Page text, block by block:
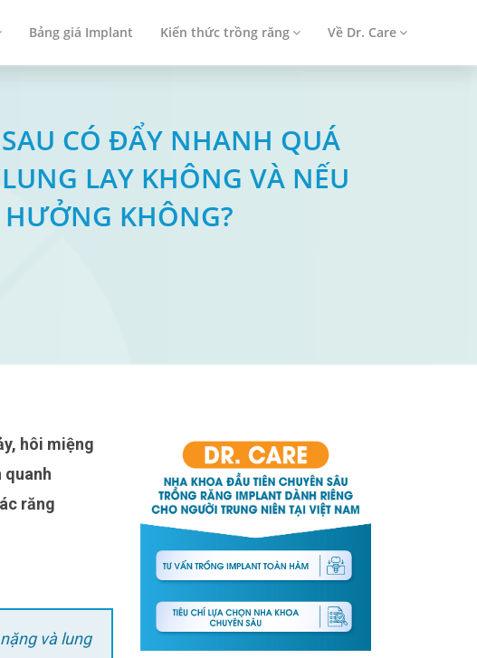
Bảng giá Implant Kiến thức trồng răng Về Dr. Care
CÓ ĐẨY NHANH QUÁ
LAY KHÔNG VÀ NẾU
KHÔNG?
quanh
răng
và lung